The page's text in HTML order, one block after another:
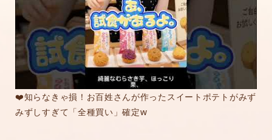
❤️知らなきゃ損！お百姓さんが作ったスイートポテトがみず
みずしすぎて「全種買い」確定w